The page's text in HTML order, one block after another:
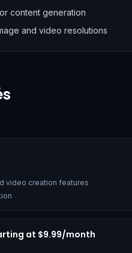
content generation
and video resolutions
video creation features
at $9.99/month